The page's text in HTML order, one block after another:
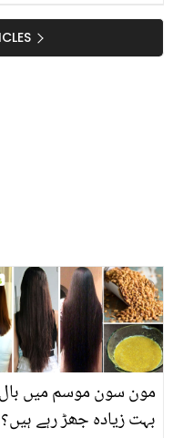
ہیں؟ ویڈیو میں شکوہ
مون سون موسم میں بال
بہت زیادہ جھڑ رہے ہیں؟